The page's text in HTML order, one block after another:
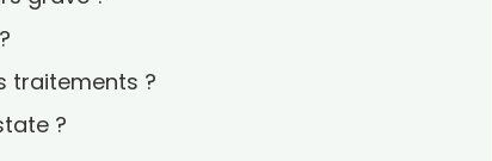
traitements ?
?